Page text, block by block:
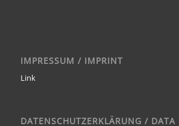
IMPRESSUM / IMPRINT
Link
DATENSCHUTZERKLÄRUNG / DATA